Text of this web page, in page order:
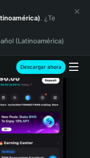
. ¿Te
(Latinoamérica)
Descargar ahora